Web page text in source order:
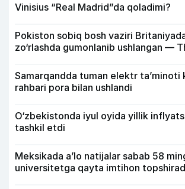
Vinisius “Real Madrid”da qoladimi?
Pokiston sobiq bosh vaziri
zo‘rlashda gumonlanib ushlangan —
Samarqandda tuman elektr ta’minoti
rahbari pora bilan ushlandi
O‘zbekistonda iyul oyida yillik
tashkil etdi
Meksikada a’lo natijalar sabab 58
universitetga qayta imtihon